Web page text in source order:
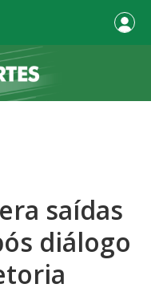
saídas
diálogo